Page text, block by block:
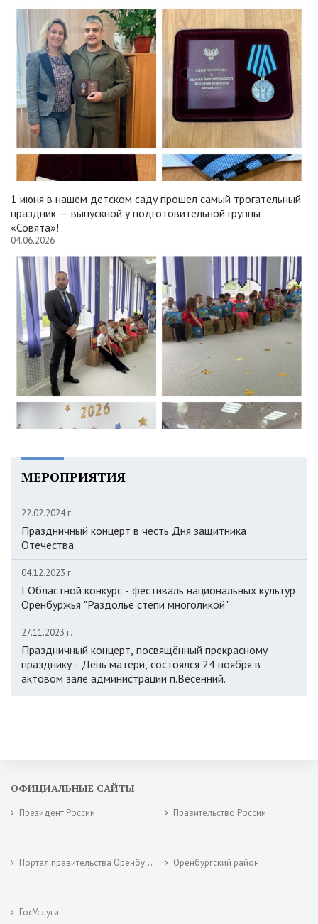
1 июня в нашем детском саду прошел самый трогательный
праздник — выпускной у подготовительной группы
«Совята»!
04.06.2026
МЕРОПРИЯТИЯ
22.02.2024 г.
Праздничный концерт в честь Дня защитника
Отечества
04.12.2023 г.
I Областной конкурс - фестиваль национальных культур
Оренбуржья "Раздолье степи многоликой"
27.11.2023 г.
Праздничный концерт, посвящённый прекрасному
празднику - День матери, состоялся 24 ноября в
актовом зале администрации п.Весенний.
ОФИЦИАЛЬНЫЕ САЙТЫ
Президент России Правительство России
Портал правительства Оренбургской области Оренбургский район
ГосУслуги